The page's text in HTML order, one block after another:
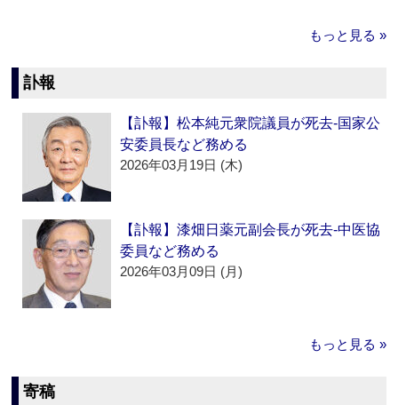
もっと見る »
訃報
【訃報】松本純元衆院議員が死去‐国家公
安委員長など務める
2026年03月19日 (木)
【訃報】漆畑日薬元副会長が死去‐中医協
委員など務める
2026年03月09日 (月)
もっと見る »
寄稿